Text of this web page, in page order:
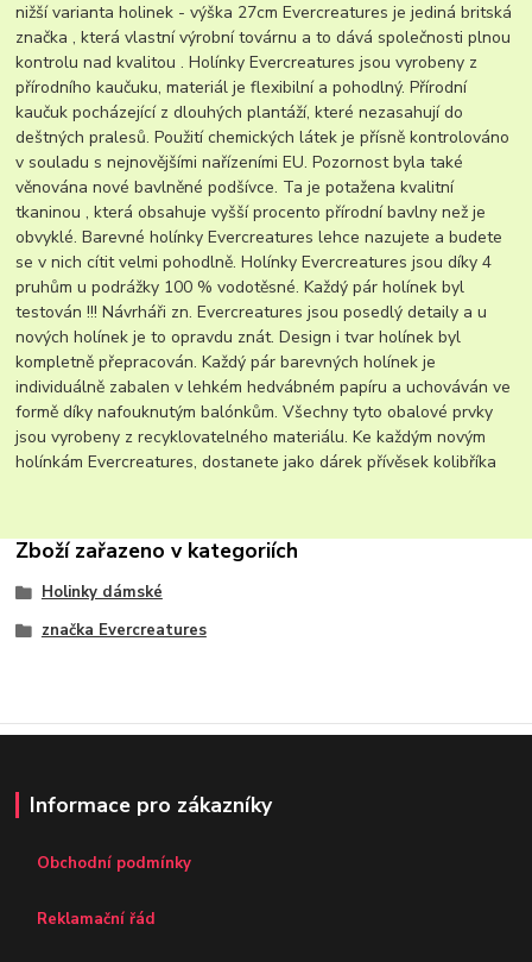
nižší varianta holinek - výška 27cm Evercreatures je jediná britská
značka , která vlastní výrobní továrnu a to dává společnosti plnou
kontrolu nad kvalitou . Holínky Evercreatures jsou vyrobeny z
přírodního kaučuku, materiál je flexibilní a pohodlný. Přírodní
kaučuk pocházející z dlouhých plantáží, které nezasahují do
deštných pralesů. Použití chemických látek je přísně kontrolováno
v souladu s nejnovějšími nařízeními EU. Pozornost byla také
věnována nové bavlněné podšívce. Ta je potažena kvalitní
tkaninou , která obsahuje vyšší procento přírodní bavlny než je
obvyklé. Barevné holínky Evercreatures lehce nazujete a budete
se v nich cítit velmi pohodlně. Holínky Evercreatures jsou díky 4
pruhům u podrážky 100 % vodotěsné. Každý pár holínek byl
testován !!! Návrháři zn. Evercreatures jsou posedlý detaily a u
nových holínek je to opravdu znát. Design i tvar holínek byl
kompletně přepracován. Každý pár barevných holínek je
individuálně zabalen v lehkém hedvábném papíru a uchováván ve
formě díky nafouknutým balónkům. Všechny tyto obalové prvky
jsou vyrobeny z recyklovatelného materiálu. Ke každým novým
holínkám Evercreatures, dostanete jako dárek přívěsek kolibříka
Zboží zařazeno v kategoriích
Holinky dámské
značka Evercreatures
Informace pro zákazníky
Obchodní podmínky
Reklamační řád